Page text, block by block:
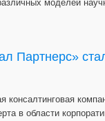
моделей
Партнерс»
в области